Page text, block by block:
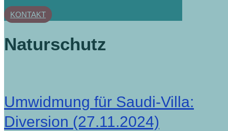
KONTAKT
Naturschutz
Umwidmung für Saudi-Villa:
Diversion (27.11.2024)